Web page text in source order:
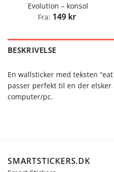
Evolution – konsol
Fra: 149 kr
BESKRIVELSE
En wallsticker med teksten
passer perfekt til en der
computer/pc.
SMARTSTICKERS.DK